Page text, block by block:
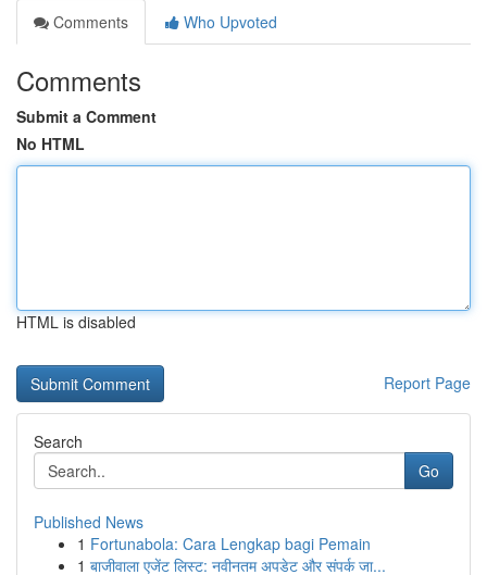
Comments
Who Upvoted
Comments
Submit a Comment
No HTML
HTML is disabled
Report Page
Search
Go
Published News
1 Fortunabola: Cara Lengkap bagi Pemain
1 बाजीवाला एजेंट लिस्ट: नवीनतम अपडेट और संपर्क जा...